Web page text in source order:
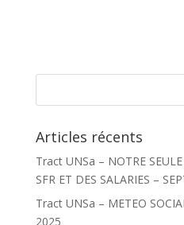
Articles récents
Tract UNSa – NOTRE SEULE
SFR ET DES SALARIES –
Tract UNSa – METEO
2025